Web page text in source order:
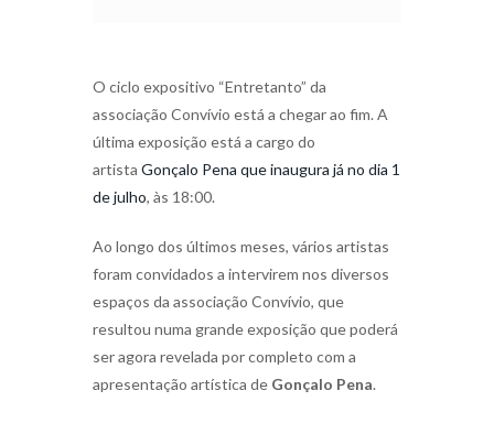
O ciclo expositivo “Entretanto” da
associação Convívio está a chegar ao fim. A
última exposição está a cargo do
artista Gonçalo Pena que inaugura já no dia 1
de julho, às 18:00.
Ao longo dos últimos meses, vários artistas
foram convidados a intervirem nos diversos
espaços da associação Convívio, que
resultou numa grande exposição que poderá
ser agora revelada por completo com a
apresentação artística de Gonçalo Pena.